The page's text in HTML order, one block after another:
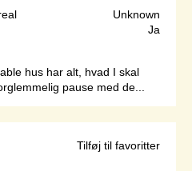
Unknown
Ja
hus har alt, hvad I skal
pause med de...
Tilføj til favoritter